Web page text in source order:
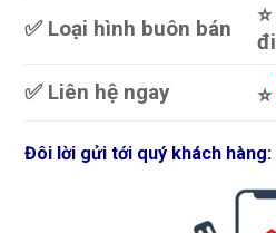
✅ Loại hình buôn bán
✅ Liên hệ ngay
⭐️
Đôi lời gửi tới quý khách hàng: